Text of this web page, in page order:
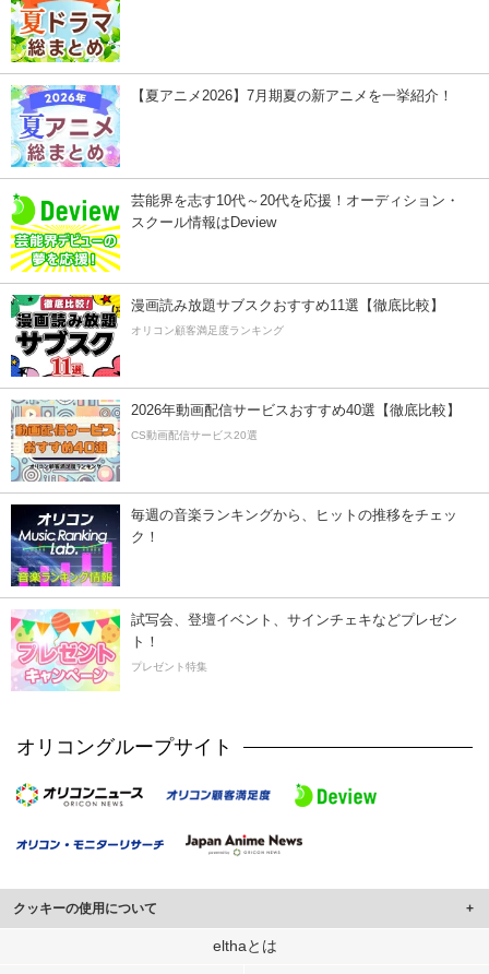
【夏アニメ2026】7月期夏の新アニメを一挙紹介！
芸能界を志す10代～20代を応援！オーディション・
スクール情報はDeview
漫画読み放題サブスクおすすめ11選【徹底比較】
オリコン顧客満足度ランキング
2026年動画配信サービスおすすめ40選【徹底比較】
CS動画配信サービス20選
毎週の音楽ランキングから、ヒットの推移をチェッ
ク！
試写会、登壇イベント、サインチェキなどプレゼン
ト！
プレゼント特集
オリコングループサイト
クッキーの使用について
このサイトでは Cookie を使用して、ユーザーに合わせたコンテンツや広告の
elthaとは